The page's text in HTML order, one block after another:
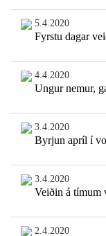
5.4.2020
Fyrstu dagar
4.4.2020
Ungur nemur,
3.4.2020
Byrjun apríl í
3.4.2020
Veiðin á tímum
2.4.2020